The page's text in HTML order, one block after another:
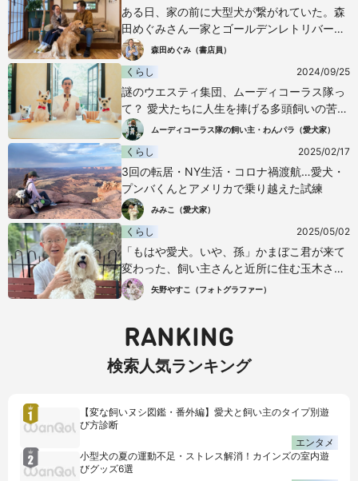
ある日、家の前に大型犬が繋がれていた。森
田めぐみさん一家とゴールデンレトリバー・
レイルの物語
森田めぐみ（書店員）
くらし 2024/09/25
謎のウエスティ集団、ムーディコーラス隊っ
て？ 愛犬たちに人生を捧げる多頭飼いの苦悩
と幸せムーディコーラス隊の飼い主・わんパラ（愛犬家）
くらし 2025/02/17
3回の転居・NY生活・コロナ禍渡航…愛犬・
プンバくんとアメリカで乗り越えた試練
みみこ（愛犬家）
くらし 2025/05/02
「もはや愛犬。いや、孫」かまぼこ君が来て
変わった、飼い主さんと近所に住む玉木さん
の人生矢野やすこ（フォトグラファー）
RANKING
検索人気ランキング
【変な飼いヌシ図鑑・番外編】愛犬と飼い主のタイプ別遊
び方診断
エンタメ
小型犬の夏の運動不足・ストレス解消！カインズの室内遊
びグッズ6選